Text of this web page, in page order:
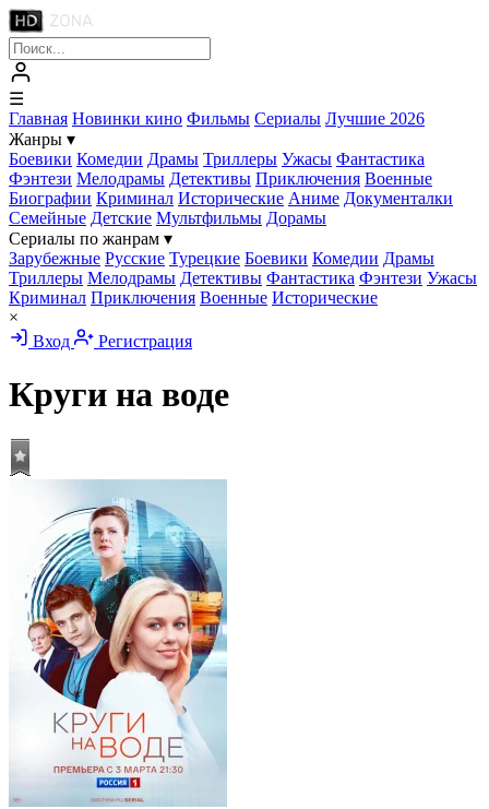
☰
Главная Новинки кино Фильмы Сериалы Лучшие 2026
Жанры ▾
Боевики Комедии Драмы Триллеры Ужасы Фантастика
Фэнтези Мелодрамы Детективы Приключения Военные
Биографии Криминал Исторические Аниме Документалки
Семейные Детские Мультфильмы Дорамы
Сериалы по жанрам ▾
Зарубежные Русские Турецкие Боевики Комедии Драмы
Триллеры Мелодрамы Детективы Фантастика Фэнтези Ужасы
Криминал Приключения Военные Исторические
×
Вход
Регистрация
Круги на воде